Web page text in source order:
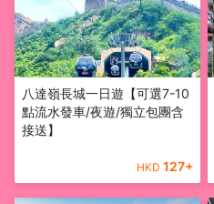
八達嶺長城一日遊【可選7-10
點流水發車/夜遊/獨立包團含
接送】
HKD 127+